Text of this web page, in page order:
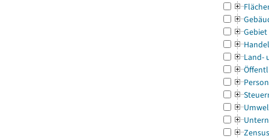
Gebiet
Land-
Zensus